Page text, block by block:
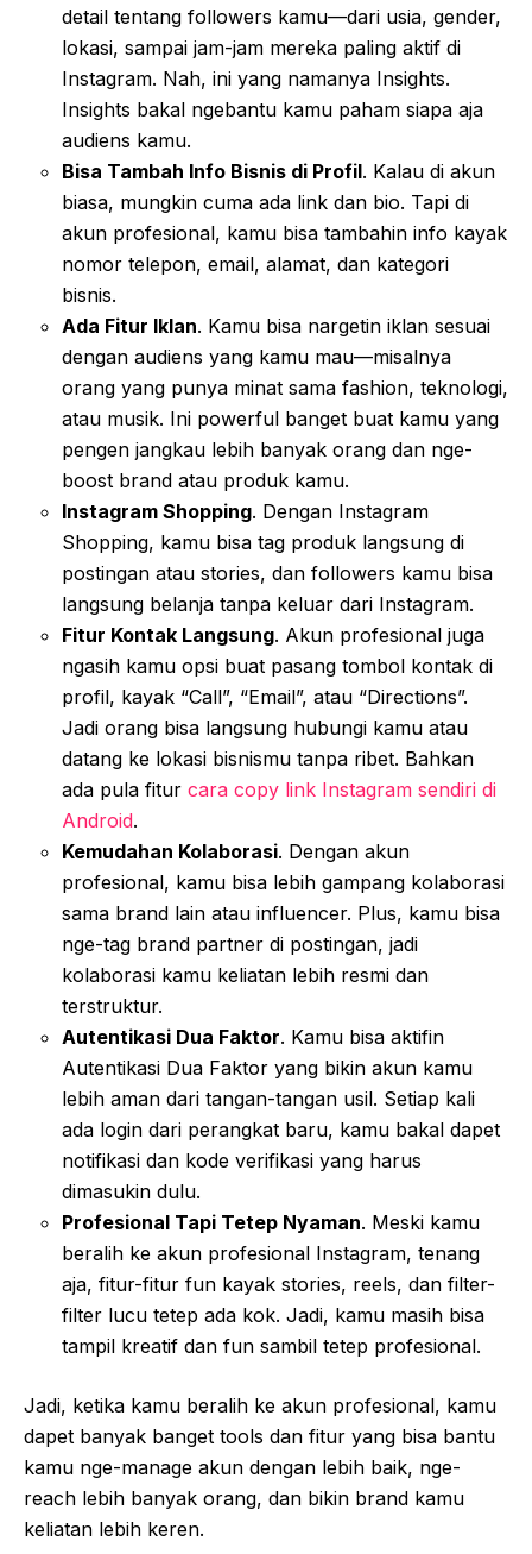
detail tentang followers kamu—dari usia, gender,
lokasi, sampai jam-jam mereka paling aktif di
Instagram. Nah, ini yang namanya Insights.
Insights bakal ngebantu kamu paham siapa aja
audiens kamu.
Bisa Tambah Info Bisnis di Profil. Kalau di akun
biasa, mungkin cuma ada link dan bio. Tapi di
akun profesional, kamu bisa tambahin info kayak
nomor telepon, email, alamat, dan kategori
bisnis.
Ada Fitur Iklan. Kamu bisa nargetin iklan sesuai
dengan audiens yang kamu mau—misalnya
orang yang punya minat sama fashion, teknologi,
atau musik. Ini powerful banget buat kamu yang
pengen jangkau lebih banyak orang dan nge-
boost brand atau produk kamu.
Instagram Shopping. Dengan Instagram
Shopping, kamu bisa tag produk langsung di
postingan atau stories, dan followers kamu bisa
langsung belanja tanpa keluar dari Instagram.
Fitur Kontak Langsung. Akun profesional juga
ngasih kamu opsi buat pasang tombol kontak di
profil, kayak “Call”, “Email”, atau “Directions”.
Jadi orang bisa langsung hubungi kamu atau
datang ke lokasi bisnismu tanpa ribet. Bahkan
ada pula fitur cara copy link Instagram sendiri di
Android.
Kemudahan Kolaborasi. Dengan akun
profesional, kamu bisa lebih gampang kolaborasi
sama brand lain atau influencer. Plus, kamu bisa
nge-tag brand partner di postingan, jadi
kolaborasi kamu keliatan lebih resmi dan
terstruktur.
Autentikasi Dua Faktor. Kamu bisa aktifin
Autentikasi Dua Faktor yang bikin akun kamu
lebih aman dari tangan-tangan usil. Setiap kali
ada login dari perangkat baru, kamu bakal dapet
notifikasi dan kode verifikasi yang harus
dimasukin dulu.
Profesional Tapi Tetep Nyaman. Meski kamu
beralih ke akun profesional Instagram, tenang
aja, fitur-fitur fun kayak stories, reels, dan filter-
filter lucu tetep ada kok. Jadi, kamu masih bisa
tampil kreatif dan fun sambil tetep profesional.
Jadi, ketika kamu beralih ke akun profesional, kamu
dapet banyak banget tools dan fitur yang bisa bantu
kamu nge-manage akun dengan lebih baik, nge-
reach lebih banyak orang, dan bikin brand kamu
keliatan lebih keren.